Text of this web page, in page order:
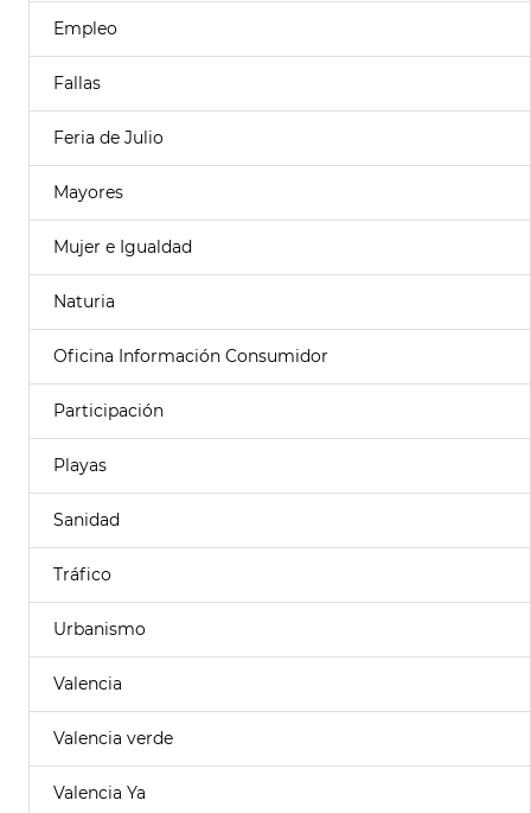
Empleo
Fallas
Feria de Julio
Mayores
Mujer e Igualdad
Naturia
Oficina Información Consumidor
Participación
Playas
Sanidad
Tráfico
Urbanismo
Valencia
Valencia verde
Valencia Ya